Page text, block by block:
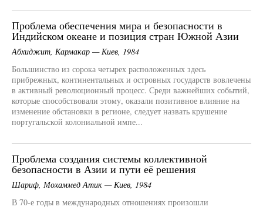
Проблема обеспечения мира и безопасности в
Индийском океане и позиция стран Южной Азии
Абхиджит, Кармакар — Киев, 1984
Большинство из сорока четырех расположенных здесь
прибрежных, континентальных и островных государств вовлечены
в активный революционный процесс. Среди важнейших событий,
которые способствовали этому, оказали позитивное влияние на
изменение обстановки в регионе, следует назвать крушение
португальской колониальной импе...
Проблема создания системы коллективной
безопасности в Азии и пути её решения
Шариф, Мохаммед Атик — Киев, 1984
В 70-е годы в международных отношениях произошли